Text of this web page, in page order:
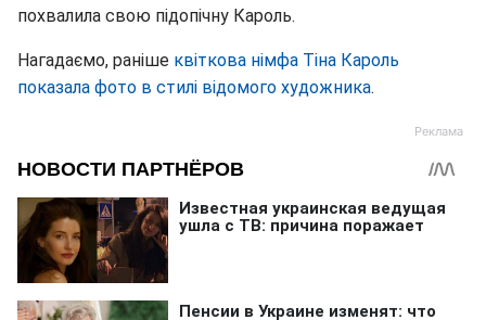
похвалила свою підопічну Кароль.
Нагадаємо, раніше квіткова німфа Тіна Кароль
показала фото в стилі відомого художника.